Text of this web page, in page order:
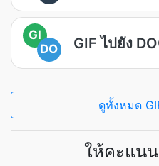
GI
DO
GIF ไปยัง
ดูทั้งหมด
ให้คะแน